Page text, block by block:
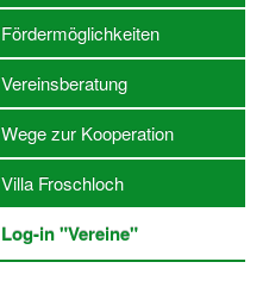
Fördermöglichkeiten
Vereinsberatung
Wege zur Kooperation
Villa Froschloch
Log-in "Vereine"